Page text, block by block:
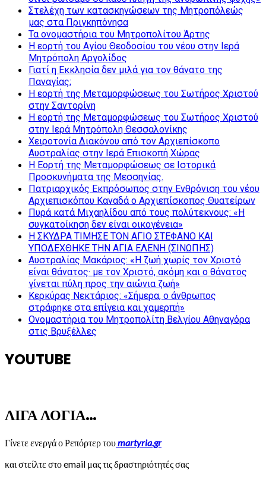
Στελέχη των κατασκηνώσεων της Μητροπόλεώς
μας στα Πριγκηπόνησα
Τα ονομαστήρια του Μητροπολίτου Άρτης
Η εορτή του Αγίου Θεοδοσίου του νέου στην Ιερά
Μητρόπολη Αργολίδος
Γιατί η Εκκλησία δεν μιλά για τον θάνατο της
Παναγίας;
Η εορτή της Μεταμορφώσεως του Σωτήρος Χριστού
στην Σαντορίνη
Η εορτή της Μεταμορφώσεως του Σωτήρος Χριστού
στην Ιερά Μητρόπολη Θεσσαλονίκης
Χειροτονία Διακόνου από τον Αρχιεπίσκοπο
Αυστραλίας στην Ιερά Επισκοπή Χώρας
Η Εορτή της Μεταμορφώσεως σε Ιστορικά
Προσκυνήματα της Μεσσηνίας.
Πατριαρχικός Εκπρόσωπος στην Ενθρόνιση του νέου
Αρχιεπισκόπου Καναδά ο Αρχιεπίσκοπος Θυατείρων
Πυρά κατά Μιχαηλίδου από τους πολύτεκνους: «Η
συγκατοίκηση δεν είναι οικογένεια»
Η ΣΚΥΔΡΑ ΤΙΜΗΣΕ ΤΟΝ ΑΓΙΟ ΣΤΕΦΑΝΟ ΚΑΙ
ΥΠΟΔΕΧΘΗΚΕ ΤΗΝ ΑΓΙΑ ΕΛΕΝΗ (ΣΙΝΩΠΗΣ)
Αυστραλίας Μακάριος: «Η ζωή χωρίς τον Χριστό
είναι θάνατος· με τον Χριστό, ακόμη και ο θάνατος
γίνεται πύλη προς την αιώνια ζωή»
Κερκύρας Νεκτάριος: «Σήμερα, ο άνθρωπος
στράφηκε στα επίγεια και χαμερπή»
Ονομαστήρια του Μητροπολίτη Βελγίου Αθηναγόρα
στις Βρυξέλλες
YOUTUBE
ΛΙΓΑ ΛΟΓΙΑ…
Γίνετε ενεργά ο Ρεπόρτερ τουmartyria.gr
και στείλτε στο email μας τις δραστηριότητές σας